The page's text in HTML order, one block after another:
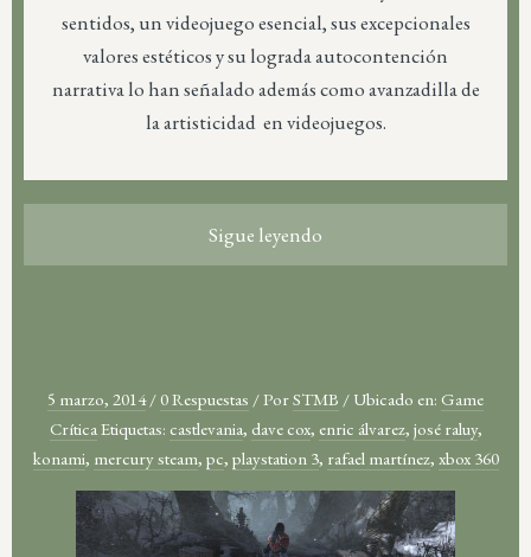
sentidos, un videojuego esencial, sus excepcionales
valores estéticos y su lograda autocontención
narrativa lo han señalado además como avanzadilla de
la artisticidad en videojuegos.
Sigue leyendo
5 marzo, 2014 /0 Respuestas /PorSTMB / Ubicado en: Game
CríticaEtiquetas: castlevania, dave cox, enric álvarez, josé raluy,
konami, mercury steam, pc, playstation 3, rafael martínez, xbox 360